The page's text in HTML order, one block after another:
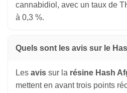
cannabidiol, avec un taux de
à 0,3 %.
Quels sont les avis sur le
Les avis sur la résine Hash
mettent en avant trois points